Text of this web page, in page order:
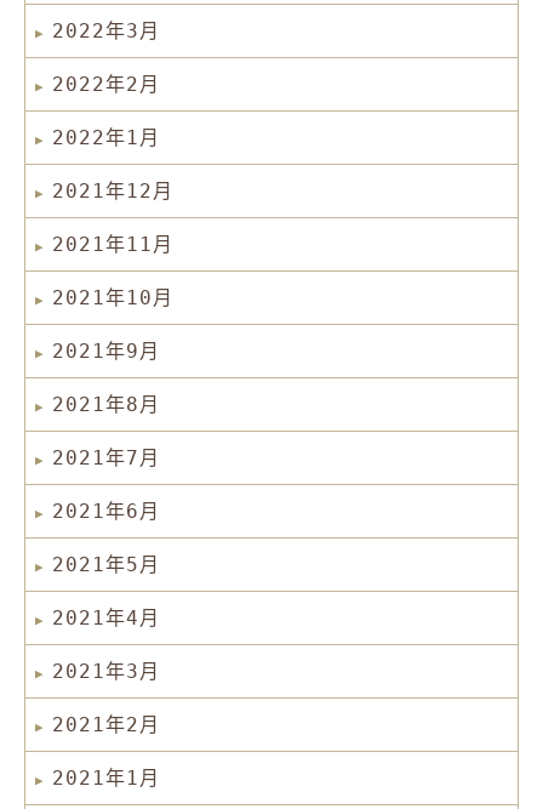
2022年3月
2022年2月
2022年1月
2021年12月
2021年11月
2021年10月
2021年9月
2021年8月
2021年7月
2021年6月
2021年5月
2021年4月
2021年3月
2021年2月
2021年1月